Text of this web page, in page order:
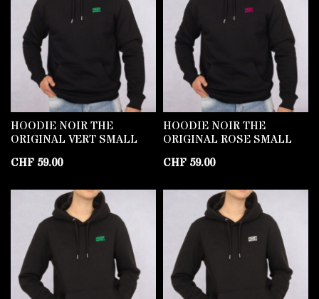
HOODIE NOIR THE
ORIGINAL VERT SMALL
CHF 59.00
HOODIE NOIR THE
ORIGINAL ROSE SMALL
CHF 59.00